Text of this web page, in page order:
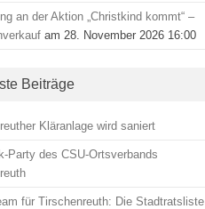
an der Aktion „Christkind kommt“ –
am 28. November 2026 16:00
Beiträge
Kläranlage wird saniert
Party des CSU-Ortsverbands
für Tirschenreuth: Die Stadtratsliste